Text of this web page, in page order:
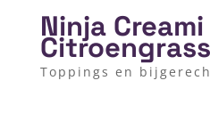
Ninja Creami
Toppings en